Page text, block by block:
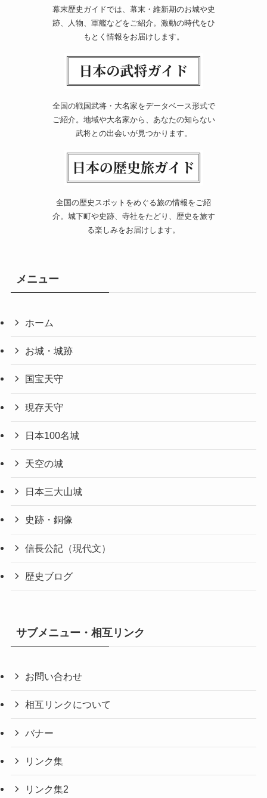
幕末歴史ガイドでは、幕末・維新期のお城や史
跡、人物、軍艦などをご紹介。激動の時代をひ
もとく情報をお届けします。
全国の戦国武将・大名家をデータベース形式で
ご紹介。地域や大名家から、あなたの知らない
武将との出会いが見つかります。
全国の歴史スポットをめぐる旅の情報をご紹
介。城下町や史跡、寺社をたどり、歴史を旅す
る楽しみをお届けします。
メニュー
ホーム
お城・城跡
国宝天守
現存天守
日本100名城
天空の城
日本三大山城
史跡・銅像
信長公記（現代文）
歴史ブログ
サブメニュー・相互リンク
お問い合わせ
相互リンクについて
バナー
リンク集
リンク集2